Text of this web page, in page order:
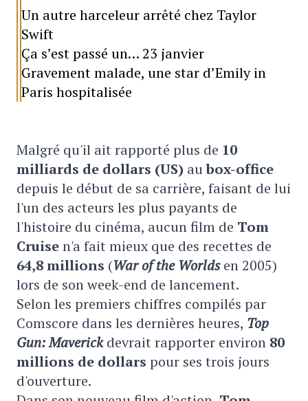
Un autre harceleur arrêté chez Taylor
Swift
Ça s’est passé un… 23 janvier
Gravement malade, une star d’Emily in
Paris hospitalisée
Malgré qu'il ait rapporté plus de 10
milliards de dollars (US) aubox-office
depuis le début de sa carrière, faisant de lui
l'un des acteurs les plus payants de
l'histoire du cinéma, aucun film de Tom
Cruisen'a fait mieux que des recettes de
64,8 millions (War of the Worldsen 2005)
lors de son week-end de lancement.
Selon les premiers chiffres compilés par
Comscore dans les dernières heures, Top
Gun: Maverickdevrait rapporter environ 80
millions de dollars pour ses trois jours
d'ouverture.